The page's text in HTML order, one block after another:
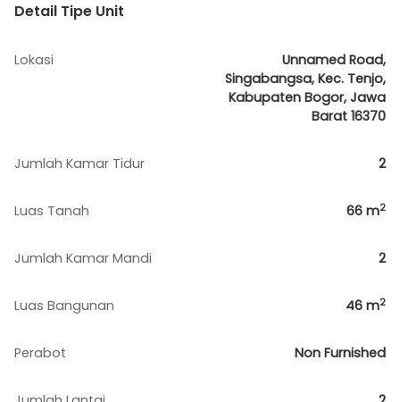
Detail Tipe Unit
Lokasi
Unnamed Road,
Singabangsa, Kec. Tenjo,
Kabupaten Bogor, Jawa
Barat 16370
Jumlah Kamar Tidur 2
Luas Tanah 66 m2
Jumlah Kamar Mandi 2
Luas Bangunan 46 m2
Perabot Non Furnished